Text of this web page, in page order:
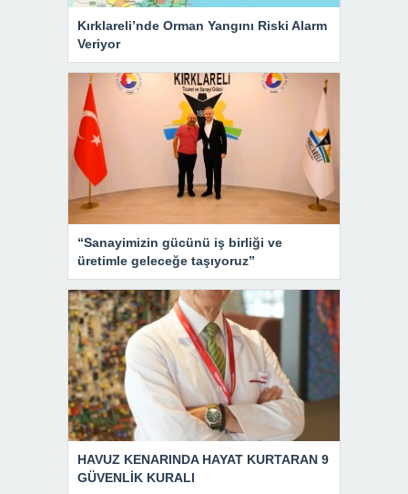
Kırklareli’nde Orman Yangını Riski Alarm
Veriyor
“Sanayimizin gücünü iş birliği ve
üretimle geleceğe taşıyoruz”
HAVUZ KENARINDA HAYAT KURTARAN 9
GÜVENLİK KURALI